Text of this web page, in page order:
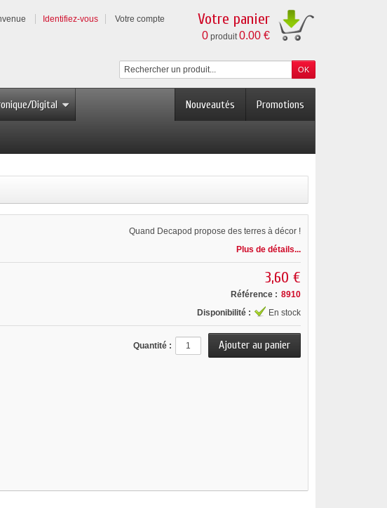
Identifiez-vous Votre compte Votre panier
0 produit0.00 €
Promotions
Nouveautés
Digital
Quand Decapod propose des terres à décor !
Plus de détails...
3,60 €
Référence : 8910
Disponibilité :
En stock
Quantité :